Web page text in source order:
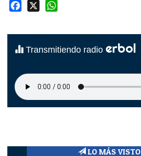
Facebook
Transmitiendo radio erbol
LO MÁS VISTO